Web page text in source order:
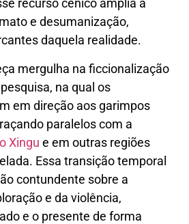
recurso cênico amplia a
e desumanização,
daquela realidade.
mergulha na ficcionalização
na qual os
em direção aos garimpos
paralelos com a
Xingu e em outras regiões
Essa transição temporal
contundente sobre a
e da violência,
e o presente de forma